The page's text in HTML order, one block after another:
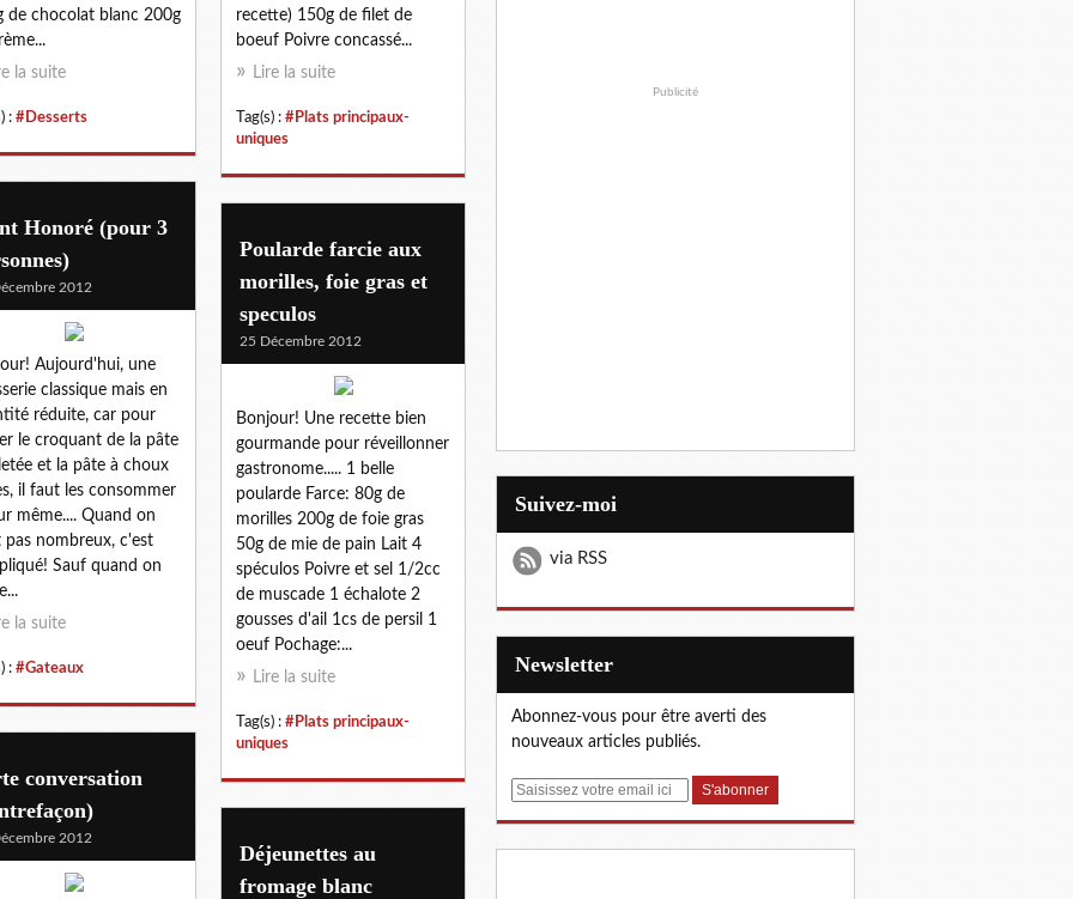
de chocolat blanc 200g
la suite
: #Desserts
recette) 150g de filet de
boeuf Poivre concassé...
Lire la suite
Tag(s) : #Plats principaux-
uniques
Honoré (pour 3
2012
Aujourd'hui, une
classique mais en
réduite, car pour
le croquant de la pâte
et la pâte à choux
il faut les consommer
même.... Quand on
pas nombreux, c'est
Sauf quand on
la suite
: #Gateaux
Poularde farcie aux
morilles, foie gras et
speculos
25 Décembre 2012
Bonjour! Une recette bien
gourmande pour réveillonner
gastronome..... 1 belle
poularde Farce: 80g de
morilles 200g de foie gras
50g de mie de pain Lait 4
spéculos Poivre et sel 1/2cc
de muscade 1 échalote 2
gousses d'ail 1cs de persil 1
oeuf Pochage:...
Lire la suite
Tag(s) : #Plats principaux-
uniques
conversation
2012
Déjeunettes au
fromage blanc
Publicité
Suivez-moi
via RSS
Newsletter
Abonnez-vous pour être averti des
nouveaux articles publiés.
E